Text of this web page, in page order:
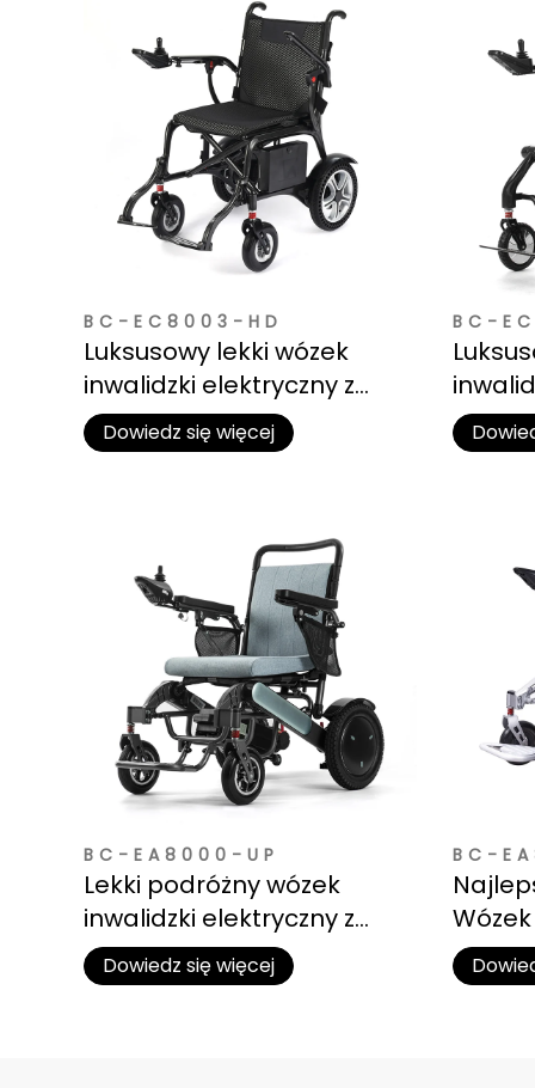
BC-EC8003-HD
Luksusowy lekki wózek
inwalidzki elektryczny z
włókna węglowego i
baterią litową
Dowiedz się więcej
BC-
BC-EA8000-UP
Lekki podróżny wózek
inwalidzki elektryczny z
demontowalnym
akumulatorem litowym
Dowiedz się więcej
BC-